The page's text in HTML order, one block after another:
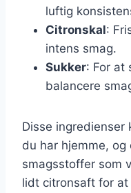
luftig
Citronskal:
intens smag.
Sukker: For at
balancere
Disse ingredienser
du har hjemme,
smagsstoffer som
lidt citronsaft for